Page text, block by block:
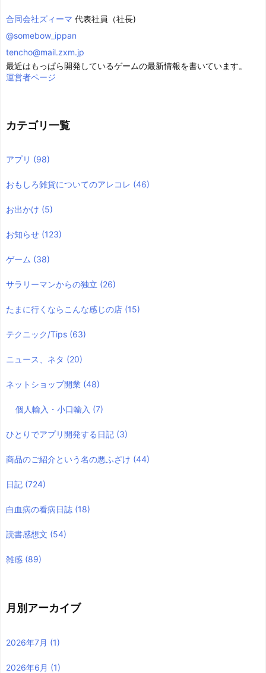
合同会社ズィーマ 代表社員（社長)
@somebow_ippan
tencho@mail.zxm.jp
最近はもっぱら開発しているゲームの最新情報を書いています。
運営者ページ
カテゴリ一覧
アプリ (98)
おもしろ雑貨についてのアレコレ (46)
お出かけ (5)
お知らせ (123)
ゲーム (38)
サラリーマンからの独立 (26)
たまに行くならこんな感じの店 (15)
テクニック/Tips (63)
ニュース、ネタ (20)
ネットショップ開業 (48)
個人輸入・小口輸入 (7)
ひとりでアプリ開発する日記 (3)
商品のご紹介という名の悪ふざけ (44)
日記 (724)
白血病の看病日誌 (18)
読書感想文 (54)
雑感 (89)
月別アーカイブ
2026年7月 (1)
2026年6月 (1)